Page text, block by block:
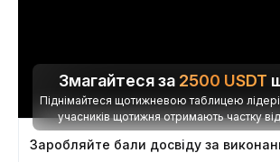
Змагайтеся за 2500 USDT
Піднімайтеся щотижневою таблицею
учасників щотижня отримають частку
Заробляйте бали досвіду за